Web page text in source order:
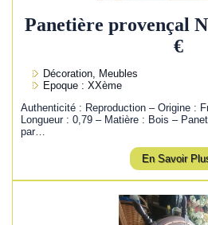
Panetière provençal
€
Décoration, Meubles
Epoque : XXème
Authenticité : Reproduction – Origine :
Longueur : 0,79 – Matière : Bois –
par…
En Savoir